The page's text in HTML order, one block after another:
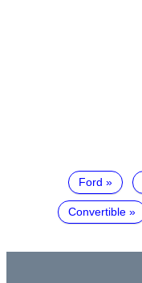
Ford
Convertible